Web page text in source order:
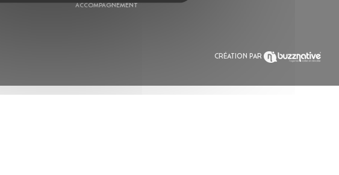
ACCOMPAGNEMENT
CRÉATION PAR